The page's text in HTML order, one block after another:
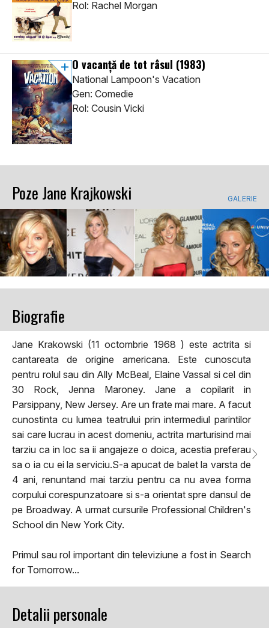
Rol: Rachel Morgan
O vacanță de tot râsul (1983)
National Lampoon's Vacation
Gen: Comedie
Rol: Cousin Vicki
Poze Jane Krajkowski GALERIE
Biografie
Jane Krakowski (11 octombrie 1968 ) este actrita si
cantareata de origine americana. Este cunoscuta
pentru rolul sau din Ally McBeal, Elaine Vassal si cel din
30 Rock, Jenna Maroney. Jane a copilarit in
Parsippany, New Jersey. Are un frate mai mare. A facut
cunostinta cu lumea teatrului prin intermediul parintilor
sai care lucrau in acest domeniu, actrita marturisind mai
tarziu ca in loc sa ii angajeze o doica, acestia preferau
sa o ia cu ei la serviciu.S-a apucat de balet la varsta de
4 ani, renuntand mai tarziu pentru ca nu avea forma
corpului corespunzatoare si s-a orientat spre dansul de
pe Broadway. A urmat cursurile Professional Children's
School din New York City.
Primul sau rol important din televiziune a fost in Search
for Tomorrow...
Detalii personale